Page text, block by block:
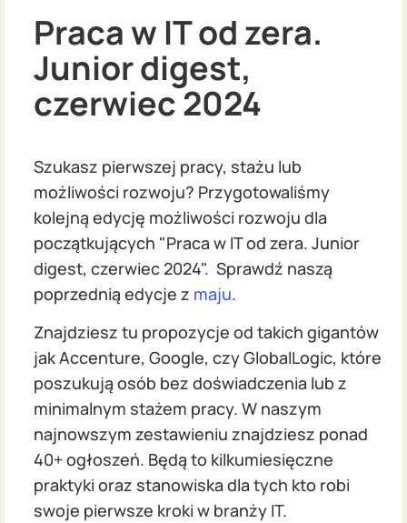
Praca w IT od zera.
Junior digest,
czerwiec 2024
Szukasz pierwszej pracy, stażu lub
możliwości rozwoju? Przygotowaliśmy
kolejną edycję możliwości rozwoju dla
początkujących "Praca w IT od zera. Junior
digest, czerwiec 2024". Sprawdź naszą
poprzednią edycje z maju.
Znajdziesz tu propozycje od takich gigantów
jak Accenture, Google, czy GlobalLogic, które
poszukują osób bez doświadczenia lub z
minimalnym stażem pracy. W naszym
najnowszym zestawieniu znajdziesz ponad
40+ ogłoszeń. Będą to kilkumiesięczne
praktyki oraz stanowiska dla tych kto robi
swoje pierwsze kroki w branży IT.